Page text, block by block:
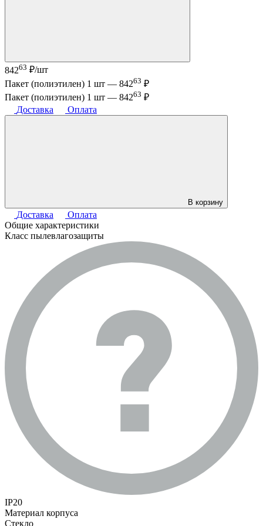
84263 ₽/шт
Пакет (полиэтилен) 1 шт — 84263 ₽
Пакет (полиэтилен) 1 шт — 84263 ₽
Доставка
Оплата
В корзину
Доставка
Оплата
Общие характеристики
Класс пылевлагозащиты
IP20
Материал корпуса
Стекло